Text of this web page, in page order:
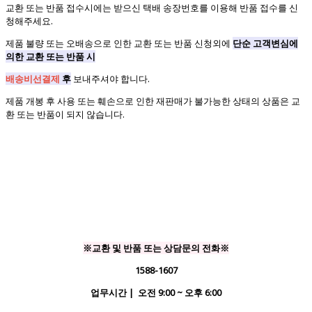
교환 또는 반품 접수시에는 받으신 택배 송장번호를 이용해 반품 접수를 신
청해주세요.
제품 불량 또는 오배송으로 인한 교환 또는 반품 신청외에 단순 고객변심에
의한 교환 또는 반품 시
배송비선결제 후 보내주셔야 합니다.
제품 개봉 후 사용 또는 훼손으로 인한 재판매가 불가능한 상태의 상품은 교
환 또는 반품이 되지 않습니다.
※교환 및 반품 또는 상담문의 전화※
1588-1607
업무시간 | 오전 9:00 ~ 오후 6:00